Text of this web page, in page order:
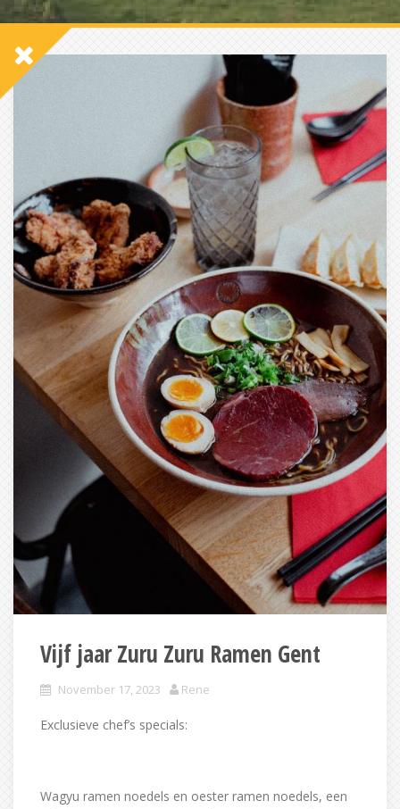
Vijf jaar Zuru Zuru Ramen Gent
November 17, 2023 Rene
Exclusieve chef’s specials:
Wagyu ramen noedels en oester ramen noedels, een